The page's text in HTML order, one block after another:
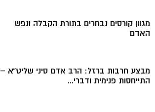
מגוון קורסים נבחרים בתורת הקבלה ונפש
האדם
מבצע חרבות ברזל: הרב אדם סיני שליט”א –
התייחסות פנימית ודברי...